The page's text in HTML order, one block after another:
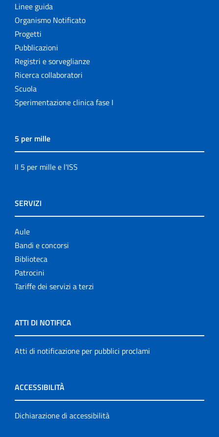
Linee guida
Organismo Notificato
Progetti
Pubblicazioni
Registri e sorveglianze
Ricerca collaboratori
Scuola
Sperimentazione clinica fase I
5 per mille
Il 5 per mille e l'ISS
SERVIZI
Aule
Bandi e concorsi
Biblioteca
Patrocini
Tariffe dei servizi a terzi
ATTI DI NOTIFICA
Atti di notificazione per pubblici proclami
ACCESSIBILITÀ
Dichiarazione di accessibilità